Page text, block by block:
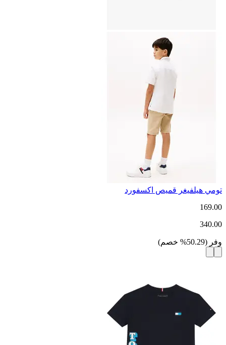
تومي هيلفيغر قميص اكسفورد
169.00
340.00
وفر (
50.29
% خصم)